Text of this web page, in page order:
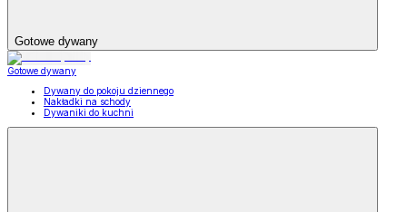
Gotowe dywany
Gotowe dywany
Dywany do pokoju dziennego
Nakładki na schody
Dywaniki do kuchni